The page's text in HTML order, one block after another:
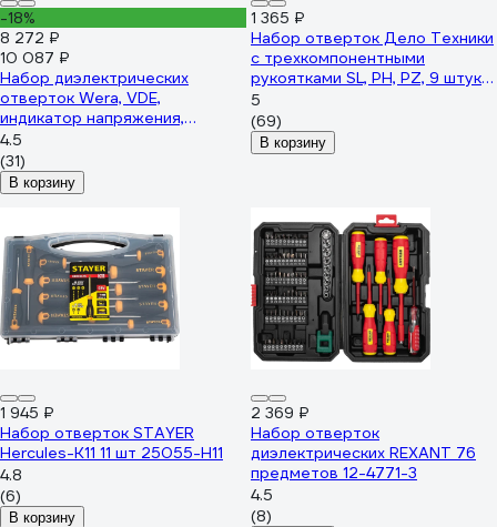
-18%
8 272 ₽
10 087 ₽
Набор диэлектрических
отверток Wera, VDE,
индикатор напряжения,
подставка, 7 предметов, WE-
006480
4.5
(31)
В корзину
1 365 ₽
Набор отверток Дело Техники
c трехкомпонентными
рукоятками SL, PH, PZ, 9 штук
728095
5
(69)
В корзину
1 945 ₽
Набор отверток STAYER
Hercules-K11 11 шт 25055-H11
4.8
(6)
В корзину
2 369 ₽
Набор отверток
диэлектрических REXANT 76
предметов 12-4771-3
4.5
(8)